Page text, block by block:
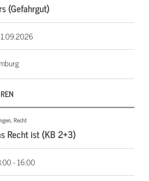
(Gefahrgut)
Recht
Recht ist (KB 2+3)
- 16:00